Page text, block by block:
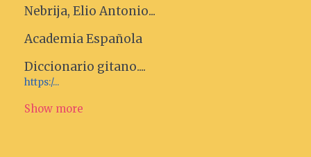
Nebrija, Elio Antonio...
Academia Española
Diccionario gitano....
https:/...
Show more